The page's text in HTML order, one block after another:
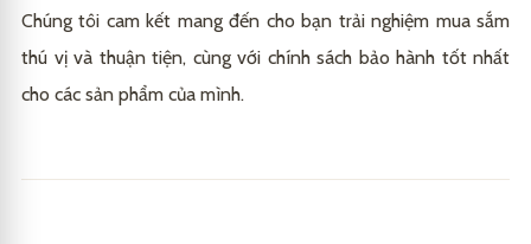
Chúng tôi cam kết mang đến cho bạn trải nghiệm mua sắm
thú vị và thuận tiện, cùng với chính sách bảo hành tốt nhất
cho các sản phẩm của mình.